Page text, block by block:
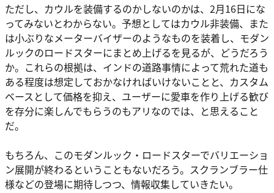
ただし、カウルを装備するのかしないのかは、2月16日にな
ってみないとわからない。予想としてはカウル非装備、また
は小ぶりなメーターバイザーのようなものを装着し、モダン
ルックのロードスターにまとめ上げるを見るが、どうだろう
か。これらの根拠は、インドの道路事情によって荒れた道も
ある程度は想定しておかなければいけないことと、カスタム
ベースとして価格を抑え、ユーザーに愛車を作り上げる歓び
を存分に楽しんでもらうのもアリなのでは、と思えること
だ。
もちろん、このモダンルック・ロードスターでバリエーショ
ン展開が終わるということもないだろう。スクランブラー仕
様などの登場に期待しつつ、情報収集していきたい。